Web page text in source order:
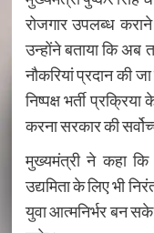
रोजगार उपलब्ध
उन्होंने बताया कि
नौकरियां प्रदान की
निष्पक्ष भर्ती
करना सरकार की
मुख्यमंत्री ने कहा कि
उद्यमिता के लिए भी
युवा आत्मनिर्भर बन